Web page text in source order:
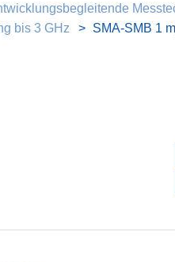
bis 3 GHz
SMA-SMB 1